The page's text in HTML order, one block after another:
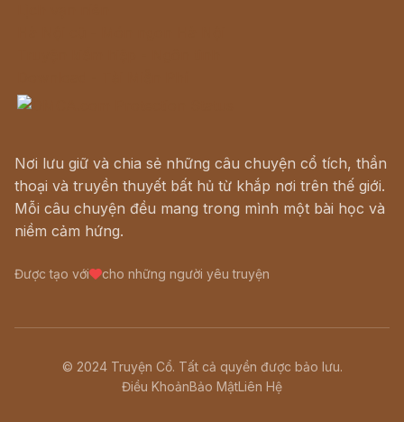
Nơi lưu giữ và chia sẻ những câu chuyện cổ tích, thần
thoại và truyền thuyết bất hủ từ khắp nơi trên thế giới.
Mỗi câu chuyện đều mang trong mình một bài học và
niềm cảm hứng.
Được tạo với cho những người yêu truyện
© 2024 Truyện Cổ. Tất cả quyền được bảo lưu.
Điều KhoảnBảo MậtLiên Hệ